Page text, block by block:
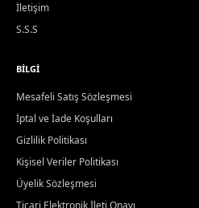
İletişim
S.S.S
BILGI
Mesafeli Satış Sözleşmesi
İptal ve İade Koşulları
Gizlilik Politikası
Kişisel Veriler Politikası
Üyelik Sözleşmesi
Ticari Elektronik İleti Onayı